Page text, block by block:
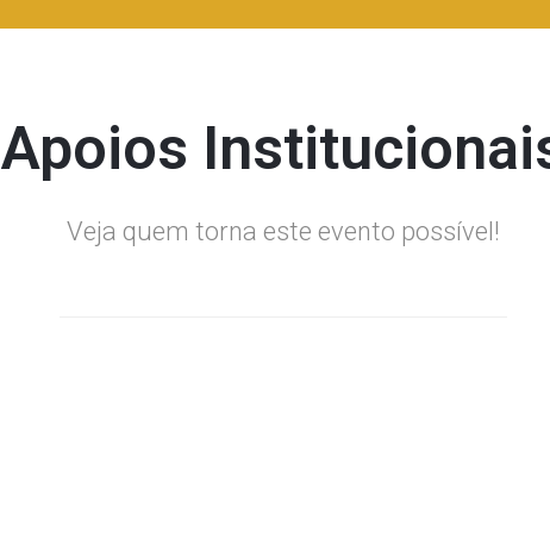
Apoios
Veja quem torna este evento possível!